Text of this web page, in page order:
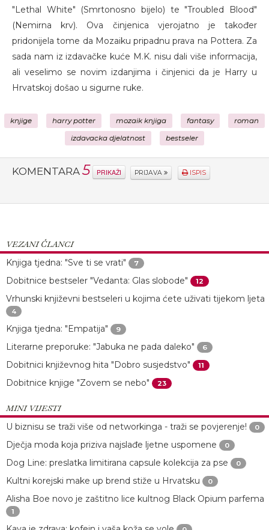
"Lethal White" (Smrtonosno bijelo) te "Troubled Blood"
(Nemirna krv). Ova činjenica vjerojatno je također
pridonijela tome da Mozaiku pripadnu prava na Pottera. Za
sada nam iz izdavačke kuće M.K. nisu dali više informacija,
ali veselimo se novim izdanjima i činjenici da je Harry u
Hrvatskoj došao u sigurne ruke.
knjige harry potter mozaik knjiga fantasy roman
izdavacka djelatnost bestseler
KOMENTARA 5 PRIKAŽI PRIJAVA ISPIS
VEZANI ČLANCI
Knjiga tjedna: "Sve ti se vrati"
7
Dobitnice bestseler "Vedanta: Glas slobode" 12
Vrhunski književni bestseleri u kojima ćete uživati tijekom ljeta
4
Knjiga tjedna: "Empatija" 9
Literarne preporuke: "Jabuka ne pada daleko" 6
Dobitnici književnog hita "Dobro susjedstvo" 11
Dobitnice knjige "Zovem se nebo" 23
MINI VIJESTI
U biznisu se traži više od networkinga - traži se povjerenje!
0
Dječja moda koja priziva najslađe ljetne uspomene 0
Dog Line: preslatka limitirana capsule kolekcija za pse 0
Kultni korejski make up brend stiže u Hrvatsku 0
Alisha Boe novo je zaštitno lice kultnog Black Opium parfema
1